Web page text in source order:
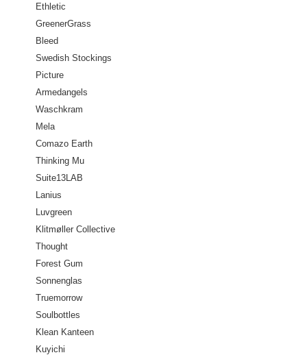
Ethletic
GreenerGrass
Bleed
Swedish Stockings
Picture
Armedangels
Waschkram
Mela
Comazo Earth
Thinking Mu
Suite13LAB
Lanius
Luvgreen
Klitmøller Collective
Thought
Forest Gum
Sonnenglas
Truemorrow
Soulbottles
Klean Kanteen
Kuyichi